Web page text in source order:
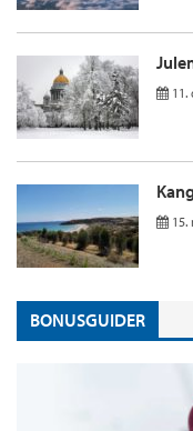
11.
15.
BONUSGUIDER